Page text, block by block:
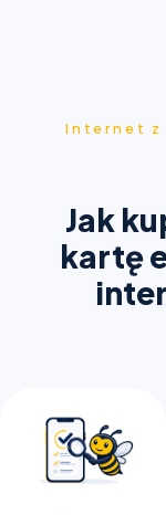
Internet z
Jak
kartę